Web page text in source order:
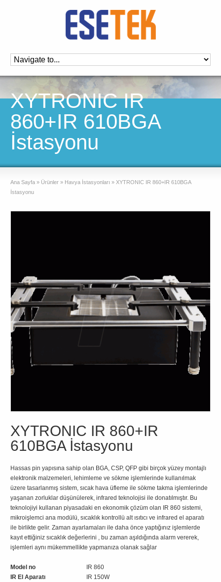
XYTRONIC IR
860+IR 610BGA
İstasyonu
Ana Sayfa » Ürünler » Havya İstasyonları » XYTRONIC IR 860+IR 610BGA
İstasyonu
XYTRONIC IR 860+IR
610BGA İstasyonu
Hassas pin yapısına sahip olan BGA, CSP, QFP gibi birçok yüzey montajlı
elektronik malzemeleri, lehimleme ve sökme işlemlerinde kullanılmak
üzere tasarlanmış sistem, sıcak hava üfleme ile sökme takma işlemlerinde
yaşanan zorluklar düşünülerek, infrared teknolojisi ile donatılmıştır. Bu
teknolojiyi kullanan piyasadaki en ekonomik çözüm olan IR 860 sistemi,
mikroişlemci ana modülü, sıcaklık kontrollü alt ısıtıcı ve infrared el aparatı
ile birlikte gelir. Zaman ayarlamaları ile daha önce yaptığınız işlemlerde
kayıt ettiğiniz sıcaklık değerlerini , bu zaman aşıldığında alarm vererek,
işlemleri aynı mükemmellikte yapmanıza olanak sağlar
Model no
IR 860
IR El Aparatı
IR 150W